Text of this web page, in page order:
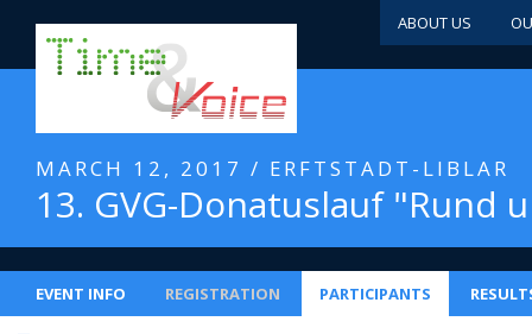
ABOUT US
MARCH 12, 2017 / ERFTSTADT-LIBLAR
13. GVG-Donatuslauf "Rund
EVENT INFO REGISTRATION PARTICIPANTS